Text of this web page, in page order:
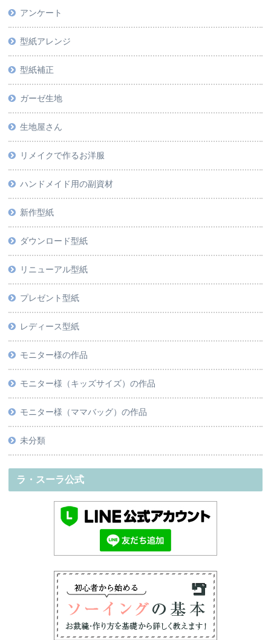
アンケート
型紙アレンジ
型紙補正
ガーゼ生地
生地屋さん
リメイクで作るお洋服
ハンドメイド用の副資材
新作型紙
ダウンロード型紙
リニューアル型紙
プレゼント型紙
レディース型紙
モニター様の作品
モニター様（キッズサイズ）の作品
モニター様（ママバッグ）の作品
未分類
ラ・スーラ公式